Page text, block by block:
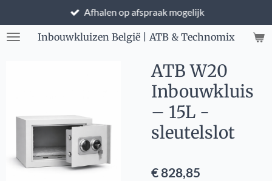
direct
naar
Inbouwkluizen België | ATB & Technomix
Afhalen op afspraak mogelijk
ATB W20
Inbouwkluis
– 15L -
sleutelslot
€ 828,85